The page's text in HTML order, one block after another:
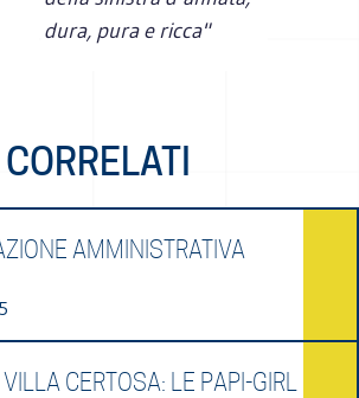
dura, pura e ricca"
AMMINISTRATIVA
CERTOSA: LE PAPI-GIRL